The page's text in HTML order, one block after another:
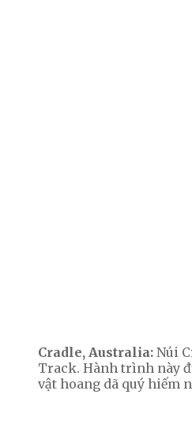
Cradle, Australia: Núi
Track. Hành trình này
vật hoang dã quý hiếm